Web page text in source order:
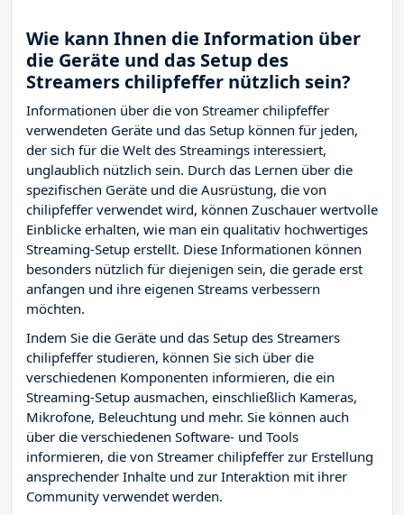
Wie kann Ihnen die Information über
die Geräte und das Setup des
Streamers chilipfeffer nützlich sein?
Informationen über die von Streamer chilipfeffer
verwendeten Geräte und das Setup können für jeden,
der sich für die Welt des Streamings interessiert,
unglaublich nützlich sein. Durch das Lernen über die
spezifischen Geräte und die Ausrüstung, die von
chilipfeffer verwendet wird, können Zuschauer wertvolle
Einblicke erhalten, wie man ein qualitativ hochwertiges
Streaming-Setup erstellt. Diese Informationen können
besonders nützlich für diejenigen sein, die gerade erst
anfangen und ihre eigenen Streams verbessern
möchten.
Indem Sie die Geräte und das Setup des Streamers
chilipfeffer studieren, können Sie sich über die
verschiedenen Komponenten informieren, die ein
Streaming-Setup ausmachen, einschließlich Kameras,
Mikrofone, Beleuchtung und mehr. Sie können auch
über die verschiedenen Software- und Tools
informieren, die von Streamer chilipfeffer zur Erstellung
ansprechender Inhalte und zur Interaktion mit ihrer
Community verwendet werden.